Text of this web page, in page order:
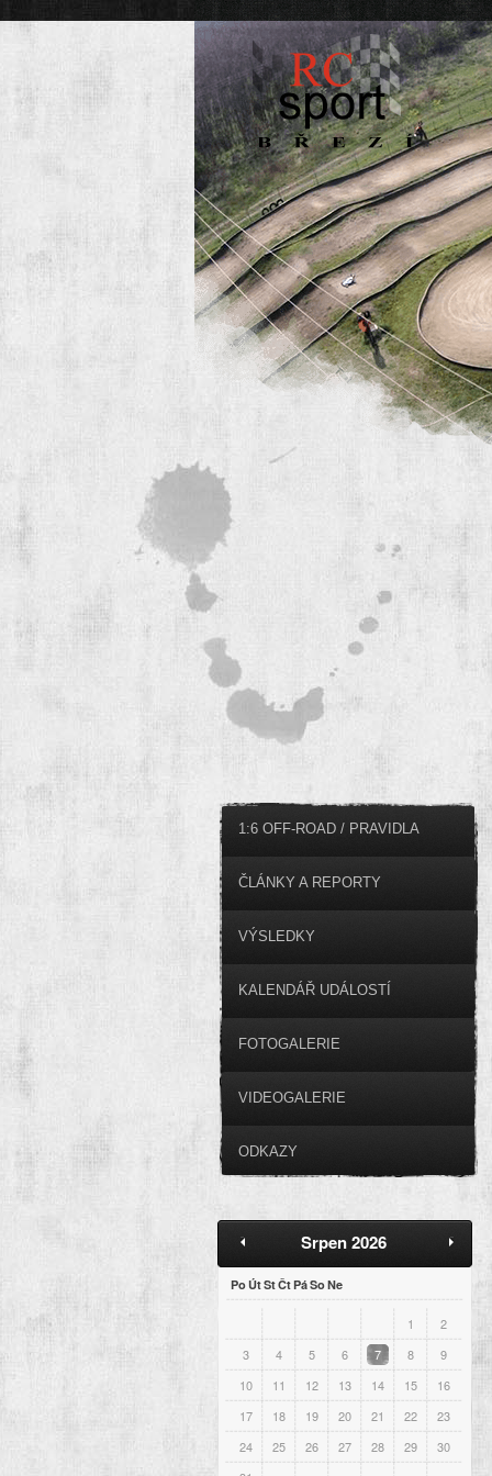
1:6 OFF-ROAD / PRAVIDLA
ČLÁNKY A REPORTY
VÝSLEDKY
KALENDÁŘ UDÁLOSTÍ
FOTOGALERIE
VIDEOGALERIE
ODKAZY
Srpen 2026
PoÚtStČtPáSoNe
1
2
3
4 5 6 7 8
9
10
11 12 13 14 15
16
17
18 19 20 21 22
23
24
25 26 27 28 29
30